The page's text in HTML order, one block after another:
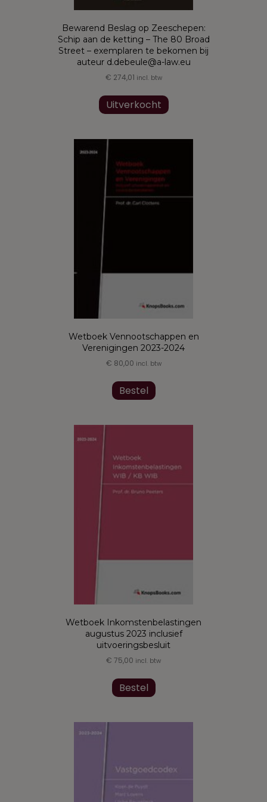
Bewarend Beslag op Zeeschepen:
Schip aan de ketting – The 80 Broad
Street – exemplaren te bekomen bij
auteur d.debeule@a-law.eu
€ 274,01 incl. btw
Uitverkocht
Wetboek Vennootschappen en
Verenigingen 2023-2024
€ 80,00 incl. btw
Bestel product
variaties.
gekozen
op
Wetboek Inkomstenbelastingen
augustus 2023 inclusief
uitvoeringsbesluit
€ 75,00 incl. btw
Bestel product
variaties.
gekozen